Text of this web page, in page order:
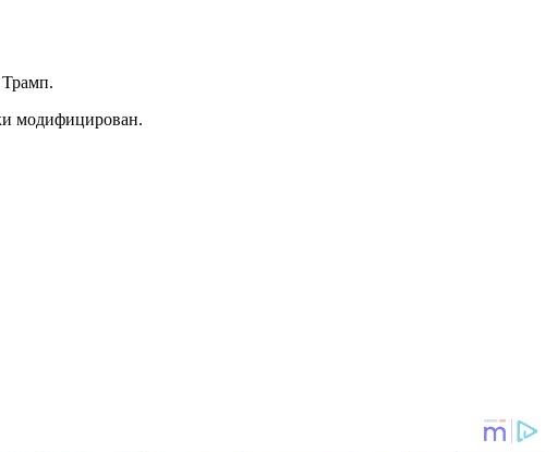
Трамп.
модифицирован.